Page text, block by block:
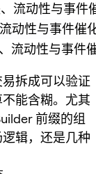
流动性与事件
动性与事件催
流动性与事件
拆成可以验证
能含糊。尤其
前缀的组
辑，还是几种